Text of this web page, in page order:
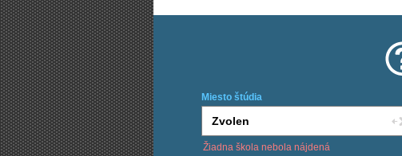
Miesto štúdia
Žiadna škola nebola nájdená